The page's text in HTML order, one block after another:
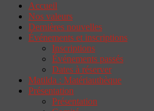
Accueil
Nos valeurs
Dernières nouvelles
Événements et inscriptions
Inscriptions
Événements passés
Dates à réserver
Matilda : Matériauthèque
Présentation
Présentation